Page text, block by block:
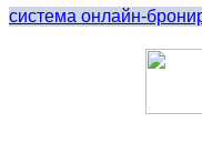
система онлайн-